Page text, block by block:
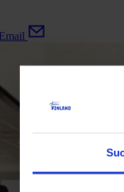
Email